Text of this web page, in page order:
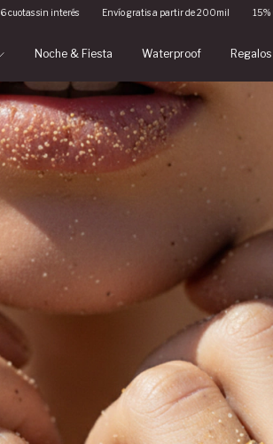
Envío gratis a partir de 200mil 15% OFF con transferencia
Noche & Fiesta Waterproof Regalos